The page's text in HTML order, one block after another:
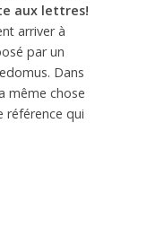
aux lettres!
arriver à
par un
Dans
même chose
référence qui